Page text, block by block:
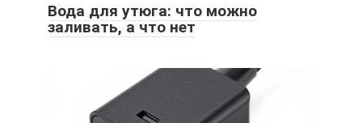
Вода для утюга: что можно
заливать, а что нет